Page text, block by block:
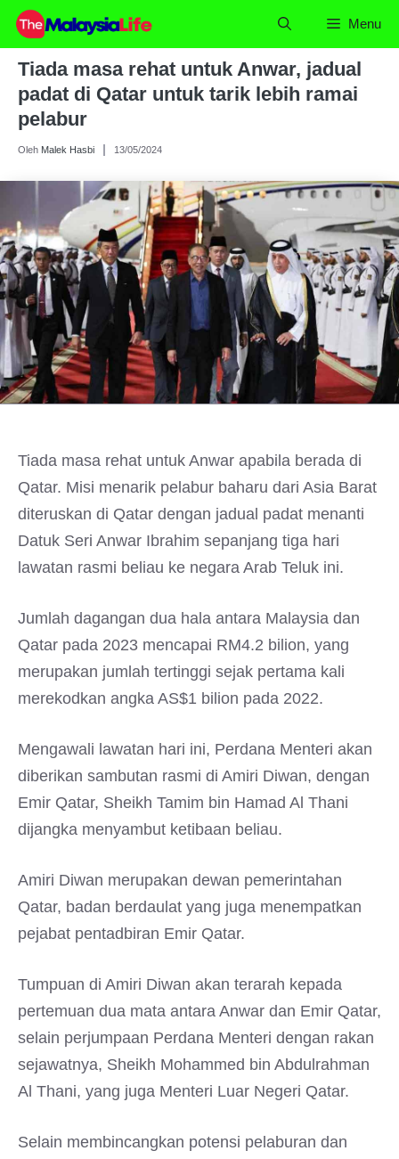
Skip
content
Menu
Tiada masa rehat untuk Anwar, jadual
padat di Qatar untuk tarik lebih ramai
pelabur
Oleh Malek Hasbi 13/05/2024
Tiada masa rehat untuk Anwar apabila berada di
Qatar. Misi menarik pelabur baharu dari Asia Barat
diteruskan di Qatar dengan jadual padat menanti
Datuk Seri Anwar Ibrahim sepanjang tiga hari
lawatan rasmi beliau ke negara Arab Teluk ini.
Jumlah dagangan dua hala antara Malaysia dan
Qatar pada 2023 mencapai RM4.2 bilion, yang
merupakan jumlah tertinggi sejak pertama kali
merekodkan angka AS$1 bilion pada 2022.
Mengawali lawatan hari ini, Perdana Menteri akan
diberikan sambutan rasmi di Amiri Diwan, dengan
Emir Qatar, Sheikh Tamim bin Hamad Al Thani
dijangka menyambut ketibaan beliau.
Amiri Diwan merupakan dewan pemerintahan
Qatar, badan berdaulat yang juga menempatkan
pejabat pentadbiran Emir Qatar.
Tumpuan di Amiri Diwan akan terarah kepada
pertemuan dua mata antara Anwar dan Emir Qatar,
selain perjumpaan Perdana Menteri dengan rakan
sejawatnya, Sheikh Mohammed bin Abdulrahman
Al Thani, yang juga Menteri Luar Negeri Qatar.
Selain membincangkan potensi pelaburan dan